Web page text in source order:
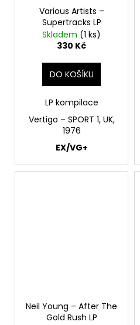
Various Artists –
Supertracks LP
Skladem (1 ks)
330 Kč
DO KOŠÍKU
LP kompilace
Vertigo – SPORT 1, UK,
1976
EX/VG+
Neil Young – After The
Gold Rush LP